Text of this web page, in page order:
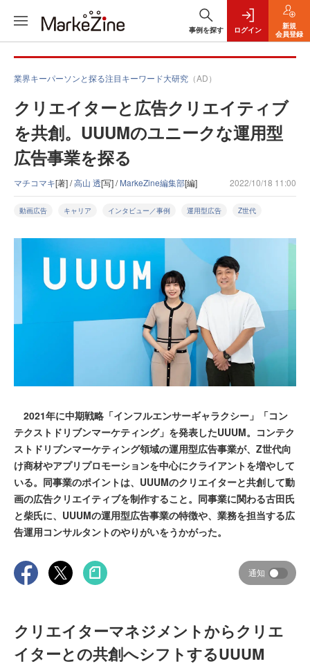
事例を探す ログイン
新規
会員登録
業界キーパーソンと探る注目キーワード大研究 （AD）
クリエイターと広告クリエイティブ
を共創。UUUMのユニークな運用型
広告事業を探る
マチコマキ[著] /高山 透[写] /MarkeZine編集部[編] 2022/10/18 11:00
動画広告 キャリア インタビュー／事例 運用型広告 Z世代
2021年に中期戦略「インフルエンサーギャラクシー」「コン
テクストドリブンマーケティング」を発表したUUUM。コンテク
ストドリブンマーケティング領域の運用型広告事業が、Z世代向
け商材やアプリプロモーションを中心にクライアントを増やして
いる。同事業のポイントは、UUUMのクリエイターと共創して動
画の広告クリエイティブを制作すること。同事業に関わる古田氏
と柴氏に、UUUMの運用型広告事業の特徴や、業務を担当する広
告運用コンサルタントのやりがいをうかがった。
通知
クリエイターマネジメントからクリエ
イターとの共創へシフトするUUUM